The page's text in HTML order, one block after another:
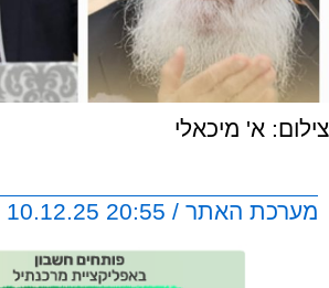
צילום: א' מיכאלי
מערכת האתר / 20:55 10.12.25